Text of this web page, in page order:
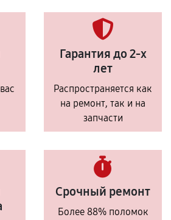
Гарантия до 2-х
лет
Распространяется как
на ремонт, так и на
запчасти
Срочный ремонт
Более 88% поломок